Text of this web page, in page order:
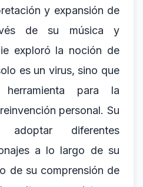
y expansión de
de su música y
exploró la noción de
es un virus, sino que
para la
personal. Su
adoptar diferentes
a lo largo de su
de su comprensión de